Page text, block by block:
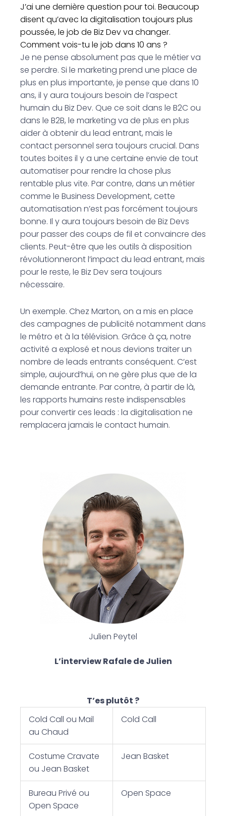
J’ai une dernière question pour toi. Beaucoup
disent qu’avec la digitalisation toujours plus
poussée, le job de Biz Dev va changer.
Comment vois-tu le job dans 10 ans ?
Je ne pense absolument pas que le métier va
se perdre. Si le marketing prend une place de
plus en plus importante, je pense que dans 10
ans, il y aura toujours besoin de l’aspect
humain du Biz Dev. Que ce soit dans le B2C ou
dans le B2B, le marketing va de plus en plus
aider à obtenir du lead entrant, mais le
contact personnel sera toujours crucial. Dans
toutes boites il y a une certaine envie de tout
automatiser pour rendre la chose plus
rentable plus vite. Par contre, dans un métier
comme le Business Development, cette
automatisation n’est pas forcément toujours
bonne. Il y aura toujours besoin de Biz Devs
pour passer des coups de fil et convaincre des
clients. Peut-être que les outils à disposition
révolutionneront l’impact du lead entrant, mais
pour le reste, le Biz Dev sera toujours
nécessaire.
Un exemple. Chez Marton, on a mis en place
des campagnes de publicité notamment dans
le métro et à la télévision. Grâce à ça, notre
activité a explosé et nous devions traiter un
nombre de leads entrants conséquent. C’est
simple, aujourd’hui, on ne gère plus que de la
demande entrante. Par contre, à partir de là,
les rapports humains reste indispensables
pour convertir ces leads : la digitalisation ne
remplacera jamais le contact humain.
Julien Peytel
L’interview Rafale de Julien
T’es plutôt ?
Cold Call ou Mail
au Chaud
Cold Call
Costume Cravate
ou Jean Basket
Jean Basket
Bureau Privé ou
Open Space
Open Space